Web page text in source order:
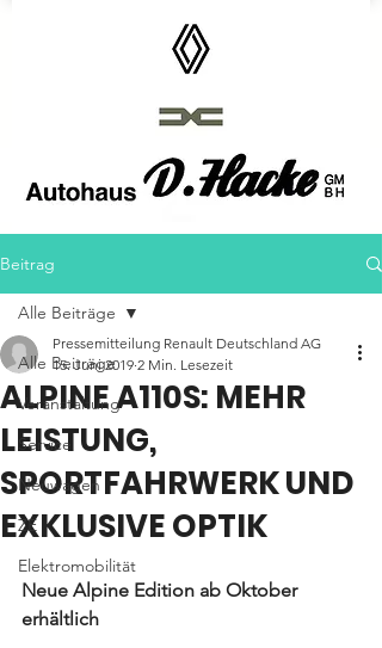
Autohaus D.Hacke GmbH
Beitrag
Alle Beiträge
Veranstaltung
Service
Neuwagen
ZE
Elektromobilität
Alle Beiträge
ALPINE A110S: MEHR
LEISTUNG,
SPORTFAHRWERK UND
EXKLUSIVE OPTIK
Pressemitteilung Renault Deutschland AG
15. Juni 2019 2 Min. Lesezeit
Neue Alpine Edition ab Oktober
erhältlich